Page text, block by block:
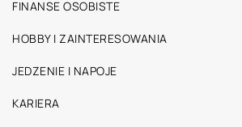
FINANSE OSOBISTE
HOBBY I ZAINTERESOWANIA
JEDZENIE I NAPOJE
KARIERA